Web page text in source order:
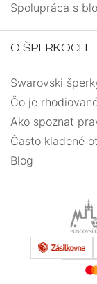
Spolupráca s
O ŠPERKOCH
Swarovski
Čo je
Ako spoznať
Často kladené
Blog